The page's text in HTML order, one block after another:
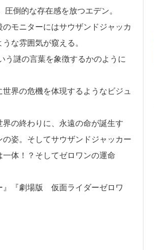
倒的な存在感を放つエデン。
モニターにはサウザンドジャッカ
な雰囲気が窺える。
う謎の言葉を象徴するかのように
界の危機を体現するようなビジュ
の終わりに、永遠の命が誕生す
姿。そしてサウザンドジャッカー
体！？そしてゼロワンの運命
』『劇場版 仮面ライダーゼロワ